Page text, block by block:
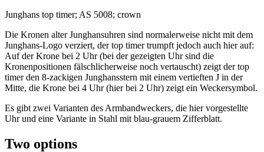
Junghans top timer; AS 5008; crown
Die Kronen alter Junghansuhren sind normalerweise nicht mit dem
Junghans-Logo verziert, der top timer trumpft jedoch auch hier auf:
Auf der Krone bei 2 Uhr (bei der gezeigten Uhr sind die
Kronenpositionen fälschlicherweise noch vertauscht) zeigt der top
timer den 8-zackigen Junghansstern mit einem vertieften J in der
Mitte, die Krone bei 4 Uhr (hier bei 2 Uhr) zeigt ein Weckersymbol.
Es gibt zwei Varianten des Armbandweckers, die hier vorgestellte
Uhr und eine Variante in Stahl mit blau-grauem Zifferblatt.
Two options